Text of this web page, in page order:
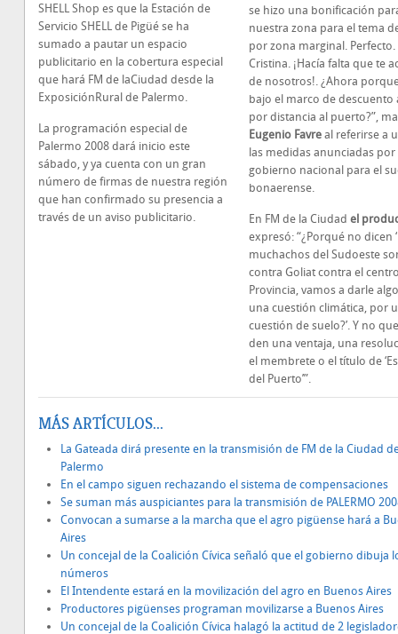
SHELL Shop es que la Estación de
Servicio SHELL de Pigüé se ha
sumado a pautar un espacio
publicitario en la cobertura especial
que hará FM de laCiudad desde la
ExposiciónRural de Palermo.
La programación especial de
Palermo 2008 dará inicio este
sábado, y ya cuenta con un gran
número de firmas de nuestra región
que han confirmado su presencia a
través de un aviso publicitario.
se hizo una bonificación
nuestra zona para el tema
por zona marginal. Perfecto.
Cristina. ¡Hacía falta que te
de nosotros!. ¿Ahora
bajo el marco de descuento
por distancia al puerto?”,
Eugenio Favre al referirse a
las medidas anunciadas por
gobierno nacional para el
bonaerense.
En FM de la Ciudad el
expresó: “¿Porqué no dicen
muchachos del Sudoeste
contra Goliat contra el
Provincia, vamos a darle
una cuestión climática, por
cuestión de suelo?’. Y no
den una ventaja, una
el membrete o el título de
del Puerto’”.
MÁS ARTÍCULOS...
La Gateada dirá presente en la transmisión de FM de la Ciudad
Palermo
En el campo siguen rechazando el sistema de compensaciones
Se suman más auspiciantes para la transmisión de PALERMO
Convocan a sumarse a la marcha que el agro pigüense hará a
Aires
Un concejal de la Coalición Cívica señaló que el gobierno dibuja
números
El Intendente estará en la movilización del agro en Buenos Aires
Productores pigüenses programan movilizarse a Buenos Aires
Un concejal de la Coalición Cívica halagó la actitud de 2